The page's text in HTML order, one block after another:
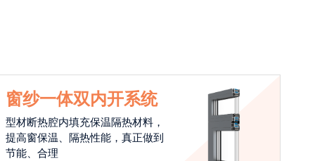
窗纱一体双内开系统
型材断热腔内填充保温隔热材料，
提高窗保温、隔热性能，真正做到
节能、合理